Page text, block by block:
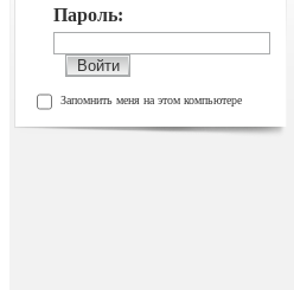
Пароль:
Запомнить меня на этом компьютере